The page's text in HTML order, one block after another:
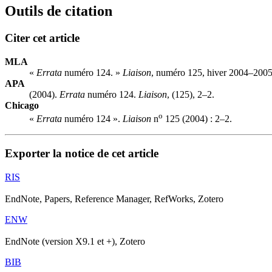
Outils de citation
Citer cet article
MLA
« Errata numéro 124. » Liaison, numéro 125, hiver
APA
(2004). Errata numéro 124. Liaison, (125), 2–2.
Chicago
« Errata numéro 124 ». Liaison no 125 (2004) : 2–2.
Exporter la notice de cet article
RIS
EndNote, Papers, Reference Manager, RefWorks, Zotero
ENW
EndNote (version X9.1 et +), Zotero
BIB